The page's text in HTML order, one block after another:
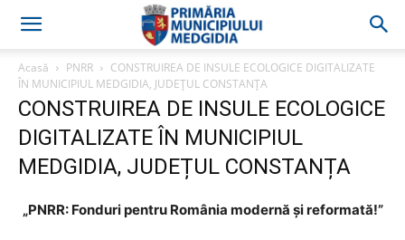
Acasă PNRR
CONSTRUIREA DE INSULE ECOLOGICE DIGITALIZATE
ÎN MUNICIPIUL MEDGIDIA, JUDEȚUL CONSTANȚA
CONSTRUIREA DE INSULE ECOLOGICE
DIGITALIZATE ÎN MUNICIPIUL
MEDGIDIA, JUDEȚUL CONSTANȚA
„PNRR: Fonduri pentru România modernă și reformată!”